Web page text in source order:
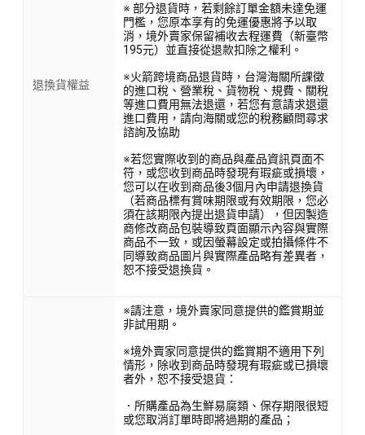
退換貨權益
※ 部分退貨時，若剩餘訂單金額未達免運
門檻，您原本享有的免運優惠將予以取
消，境外賣家保留補收去程運費（新臺幣
195元）並直接從退款扣除之權利。
※火箭跨境商品退貨時，台灣海關所課徵
的進口稅、營業稅、貨物稅、規費、關稅
等進口費用無法退還，若您有意請求退還
進口費用，請向海關或您的稅務顧問尋求
諮詢及協助
※若您實際收到的商品與產品資訊頁面不
符，或您收到商品時發現有瑕疵或損壞，
您可以在收到商品後3個月內申請退換貨
（若商品標有賞味期限或有效期限，您必
須在該期限內提出退貨申請），但因製造
商修改商品包裝導致頁面顯示內容與實際
商品不一致，或因螢幕設定或拍攝條件不
同導致商品圖片與實際產品略有差異者，
恕不接受退換貨。
※請注意，境外賣家同意提供的鑑賞期並
非試用期。
※境外賣家同意提供的鑑賞期不適用下列
情形，除收到商品時發現有瑕疵或已損壞
者外，恕不接受退貨：
．所購產品為生鮮易腐類、保存期限很短
或您取消訂單時即將過期的產品；